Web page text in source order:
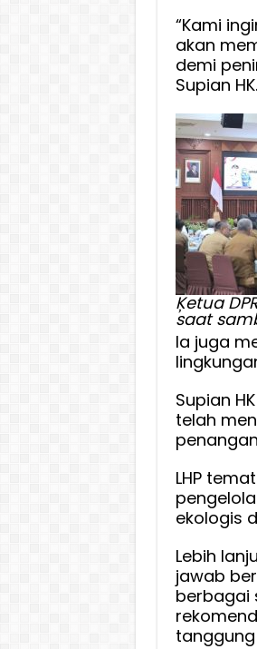
“Kami
akan
demi
Supian HK.
Ķetua
saat
Ia juga
Supian
telah
LHP
ekologis
Lebih
jawab
berbagai